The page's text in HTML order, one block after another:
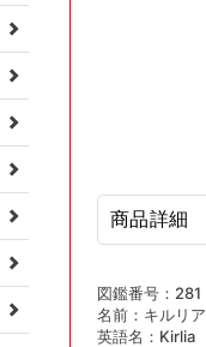
(1)
を商品詳細
図鑑番号：281
名前：キルリア
英語名：Kirlia